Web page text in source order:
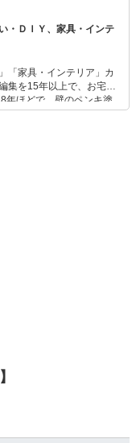
紹介されました。
・ＤＩＹ、家具・インテ
「家具・インテリア」カ
集を15年以上で、お宅訪
年ほどで、壁のペンキ塗
ジ済み。初心者でもモノ